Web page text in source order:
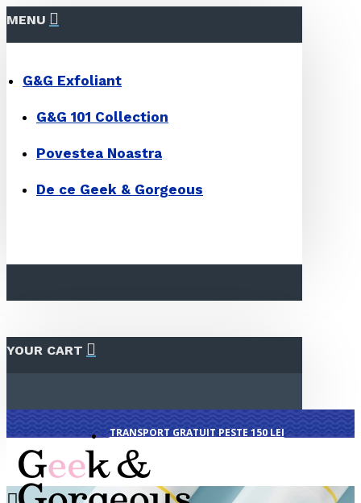
MENU
G&G Exfoliant
G&G 101 Collection
Povestea Noastra
De ce Geek & Gorgeous
YOUR CART
TRANSPORT GRATUIT PESTE 150 LEI